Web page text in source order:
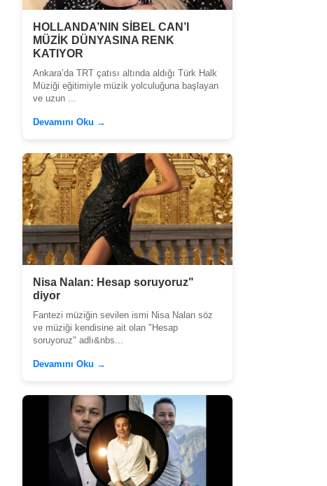
HOLLANDA’NIN SİBEL CAN’I
MÜZİK DÜNYASINA RENK
KATIYOR
Ankara’da TRT çatısı altında aldığı Türk Halk
Müziği eğitimiyle müzik yolculuğuna başlayan
ve uzun ...
Devamını Oku →
Nisa Nalan: Hesap soruyoruz"
diyor
Fantezi müziğin sevilen ismi Nisa Nalan söz
ve müziği kendisine ait olan "Hesap
soruyoruz" adlı&nbs...
Devamını Oku →